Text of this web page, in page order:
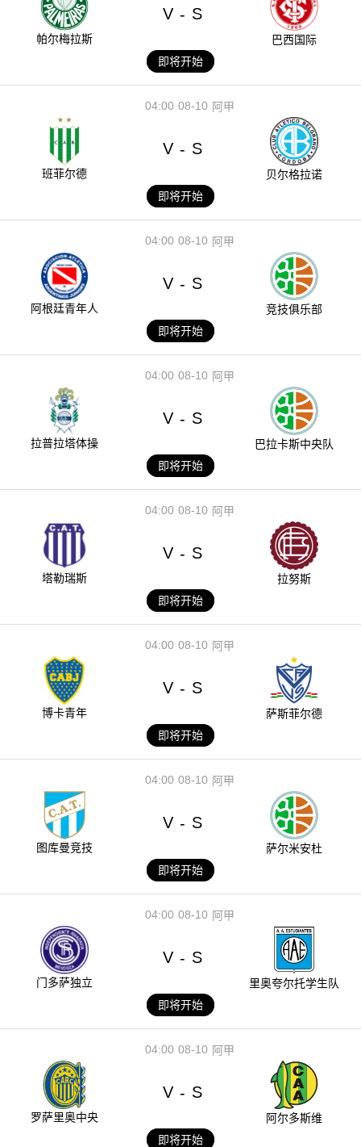
帕尔梅拉斯
V - S
巴西国际
即将开始
08-10
04:00 阿甲
班菲尔德
V - S
贝尔格拉诺
即将开始
08-10
04:00 阿甲
阿根廷青年人
V - S
竞技俱乐部
即将开始
08-10
04:00 阿甲
拉普拉塔体操
V - S
巴拉卡斯中央队
即将开始
08-10
04:00 阿甲
塔勒瑞斯
V - S
拉努斯
即将开始
08-10
04:00 阿甲
博卡青年
V - S
萨斯菲尔德
即将开始
08-10
04:00 阿甲
图库曼竞技
V - S
萨尔米安杜
即将开始
08-10
04:00 阿甲
门多萨独立
V - S
里奥夸尔托学生队
即将开始
08-10
04:00 阿甲
罗萨里奥中央
V - S
阿尔多斯维
即将开始